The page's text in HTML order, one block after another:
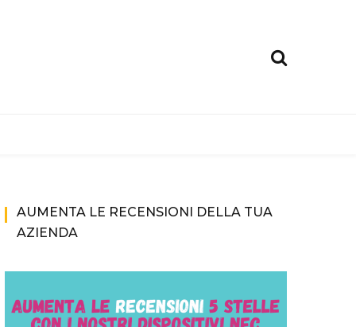
AUMENTA LE RECENSIONI DELLA TUA
AZIENDA